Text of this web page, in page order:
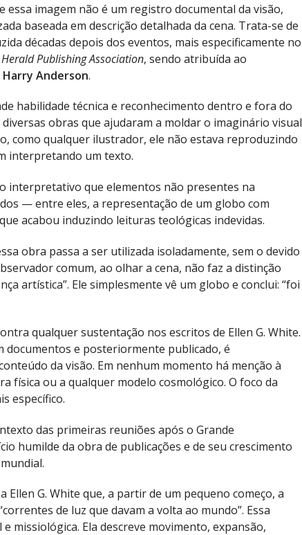
essa imagem não é um registro documental da visão,
baseada em descrição detalhada da cena. Trata-se de
décadas depois dos eventos, mais especificamente no
Publishing Association, sendo atribuída ao
Harry Anderson.
habilidade técnica e reconhecimento dentro e fora do
obras que ajudaram a moldar o imaginário visual
como qualquer ilustrador, ele não estava reproduzindo
interpretando um texto.
interpretativo que elementos não presentes na
— entre eles, a representação de um globo com
acabou induzindo leituras teológicas indevidas.
obra passa a ser utilizada isoladamente, sem o devido
comum, ao olhar a cena, não faz a distinção
artística”. Ele simplesmente vê um globo e conclui: “foi
qualquer sustentação nos escritos de Ellen G. White.
documentos e posteriormente publicado, é
da visão. Em nenhum momento há menção à
física ou a qualquer modelo cosmológico. O foco da
específico.
das primeiras reuniões após o Grande
humilde da obra de publicações e de seu crescimento
G. White que, a partir de um pequeno começo, a
de luz que davam a volta ao mundo”. Essa
missiológica. Ela descreve movimento, expansão,